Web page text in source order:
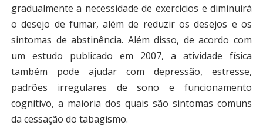
gradualmente a necessidade de exercícios e diminuirá
o desejo de fumar, além de reduzir os desejos e os
sintomas de abstinência. Além disso, de acordo com
um estudo publicado em 2007, a atividade física
também pode ajudar com depressão, estresse,
padrões irregulares de sono e funcionamento
cognitivo, a maioria dos quais são sintomas comuns
da cessação do tabagismo.